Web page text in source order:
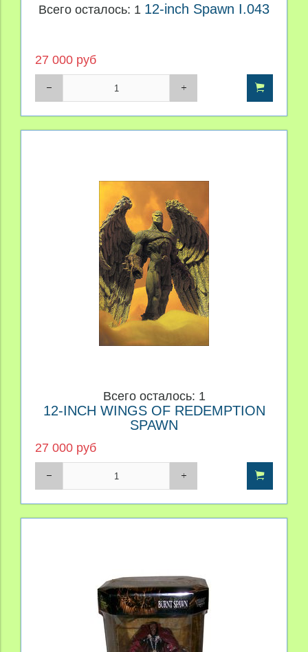
Всего осталось: 1 12-inch Spawn I.043
27 000 руб
Всего осталось: 1
12-INCH WINGS OF REDEMPTION
SPAWN
27 000 руб